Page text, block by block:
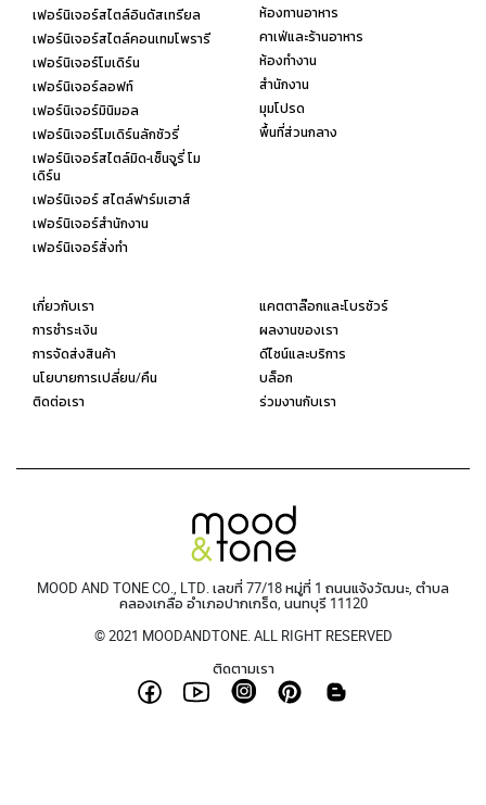
เฟอร์นิเจอร์สไตล์อินดัสเทรียล
เฟอร์นิเจอร์สไตล์คอนเทมโพรารี
เฟอร์นิเจอร์โมเดิร์น
เฟอร์นิเจอร์ลอฟท์
เฟอร์นิเจอร์มินิมอล
เฟอร์นิเจอร์โมเดิร์นลักชัวรี่
เฟอร์นิเจอร์สไตล์มิด-เซ็นจูรี่ โม
เดิร์น
เฟอร์นิเจอร์ สไตล์ฟาร์มเฮาส์
เฟอร์นิเจอร์สำนักงาน
เฟอร์นิเจอร์สั่งทำ
ห้องทานอาหาร
คาเฟ่และร้านอาหาร
ห้องทำงาน
สำนักงาน
มุมโปรด
พื้นที่ส่วนกลาง
เกี่ยวกับเรา
การชำระเงิน
การจัดส่งสินค้า
นโยบายการเปลี่ยน/คืน
ติดต่อเรา
แคตตาล๊อกและโบรชัวร์
ผลงานของเรา
ดีไซน์และบริการ
บล็อก
ร่วมงานกับเรา
MOOD AND TONE CO., LTD. เลขที่ 77/18 หมู่ที่ 1 ถนนแจ้งวัฒนะ, ตำบล
คลองเกลือ อำเภอปากเกร็ด, นนทบุรี 11120
© 2021 MOODANDTONE. ALL RIGHT RESERVED
ติดตามเรา